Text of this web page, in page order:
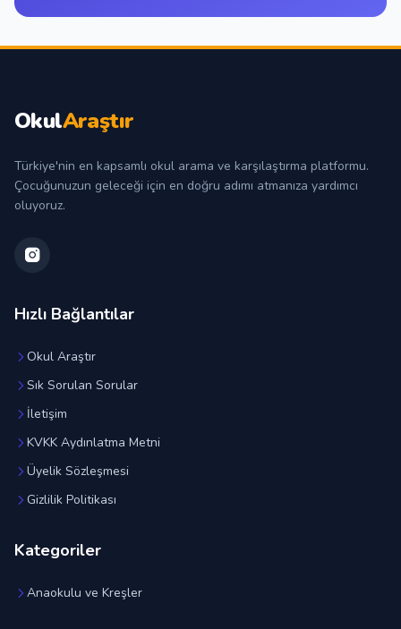
OkulAraştır
Türkiye'nin en kapsamlı okul arama ve karşılaştırma platformu.
Çocuğunuzun geleceği için en doğru adımı atmanıza yardımcı
oluyoruz.
Hızlı Bağlantılar
Okul Araştır
Sık Sorulan Sorular
İletişim
KVKK Aydınlatma Metni
Üyelik Sözleşmesi
Gizlilik Politikası
Kategoriler
Anaokulu ve Kreşler